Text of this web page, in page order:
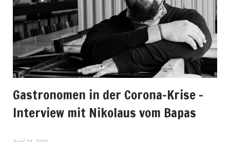
Gastronomen in der Corona-Krise –
Interview mit Nikolaus vom Bapas